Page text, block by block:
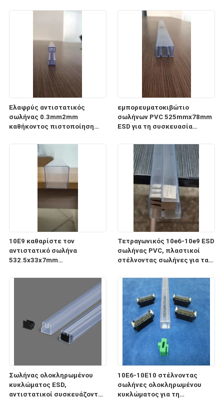
ολοκληρωμένου κυκλώματος
Ελαφρύς αντιστατικός
σωλήνας 0.3mm2mm
καθήκοντος πιστοποίηση
εμπορευματοκιβώτιο
σωλήνων PVC 525mmx78mm
ESD για τη συσκευασία
ηλεκτρικού ρεύματος
10E9 καθαρίστε τον
αντιστατικό σωλήνα
532.5x33x7mm
ESD για τη συσκευασία και τη
Τετραγωνικός 10e6-10e9 ESD
σωλήνας PVC, πλαστικοί
στέλνοντας σωλήνες για τα
Σωλήνας ολοκληρωμένου
κυκλώματος ESD,
αντιστατικοί συσκευάζοντας
10E6-10E10 στέλνοντας
σωλήνες ολοκληρωμένου
κυκλώματος για τη